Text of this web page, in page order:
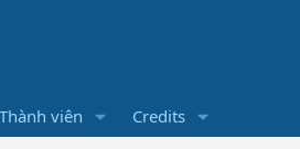
Thành viên Credits